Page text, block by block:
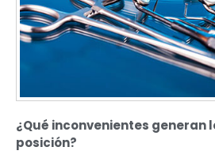
¿Qué inconvenientes generan
posición?